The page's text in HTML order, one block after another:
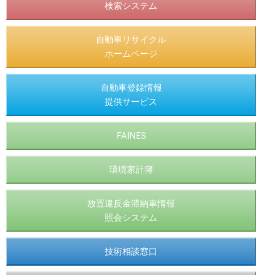
検索システム
自動車リサイクル
ホームページ
自動車登録情報
提供サービス
FAINES
環境家計簿
放置違反金滞納車情報
照会システム
技術相談窓口